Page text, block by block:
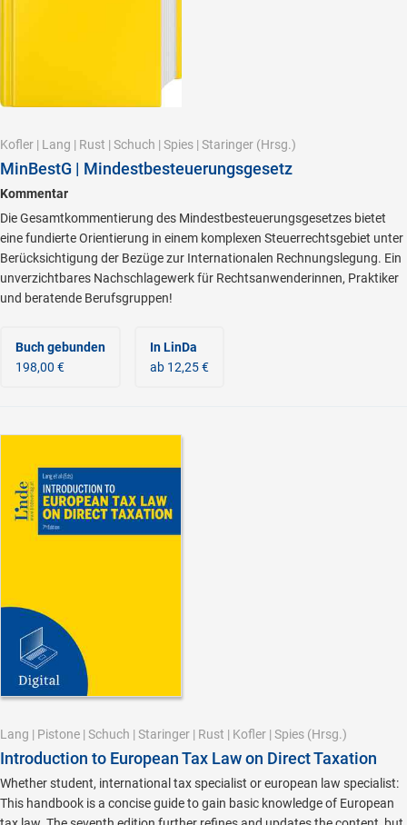
Kofler | Lang | Rust | Schuch | Spies | Staringer (Hrsg.)
MinBestG | Mindestbesteuerungsgesetz
Kommentar
Die Gesamtkommentierung des Mindestbesteuerungsgesetzes bietet
eine fundierte Orientierung in einem komplexen Steuerrechtsgebiet unter
Berücksichtigung der Bezüge zur Internationalen Rechnungslegung. Ein
unverzichtbares Nachschlagewerk für Rechtsanwenderinnen, Praktiker
und beratende Berufsgruppen!
Buch gebunden
198,00 €
In LinDa
ab 12,25 €
Lang | Pistone | Schuch | Staringer | Rust | Kofler | Spies (Hrsg.)
Introduction to European Tax Law on Direct Taxation
Whether student, international tax specialist or european law specialist:
This handbook is a concise guide to gain basic knowledge of European